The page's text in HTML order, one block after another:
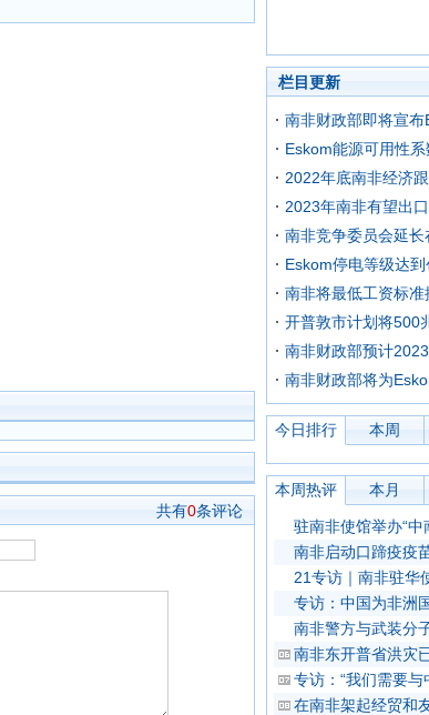
共有0条评论
栏目更新
南非财政部即将宣布
Eskom能源可用性
2022年底南非经济
2023年南非有望出
南非竞争委员会延
Eskom停电等级达
南非将最低工资标准
开普敦市计划将500
南非财政部预计
南非财政部将为
今日排行 本周
本周热评 本月
驻南非使馆举办“中
南非启动口蹄疫疫
21专访｜南非驻华
专访：中国为非洲
南非警方与武装分
南非东开普省洪灾
专访：“我们需要
在南非架起经贸和